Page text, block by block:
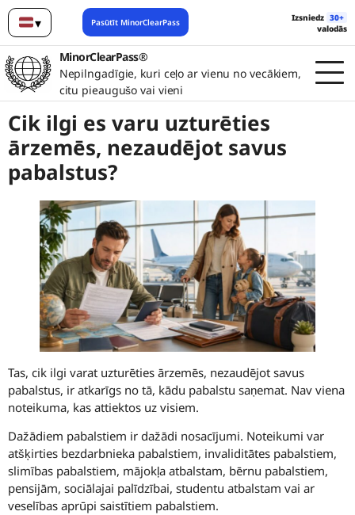
▾
Latviešu
Pasūtīt MinorClearPass Izsniedz 30+
valodās
MinorClearPass®
Nepilngadīgie, kuri ceļo ar vienu no vecākiem,
citu pieaugušo vai vieni
Cik ilgi es varu uzturēties
ārzemēs, nezaudējot savus
pabalstus?
Tas, cik ilgi varat uzturēties ārzemēs, nezaudējot savus
pabalstus, ir atkarīgs no tā, kādu pabalstu saņemat. Nav viena
noteikuma, kas attiektos uz visiem.
Dažādiem pabalstiem ir dažādi nosacījumi. Noteikumi var
atšķirties bezdarbnieka pabalstiem, invaliditātes pabalstiem,
slimības pabalstiem, mājokļa atbalstam, bērnu pabalstiem,
pensijām, sociālajai palīdzībai, studentu atbalstam vai ar
veselības aprūpi saistītiem pabalstiem.